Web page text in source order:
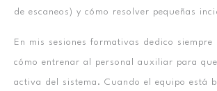
de escaneos) y cómo resolver pequeñas
En mis sesiones formativas dedico siempre
cómo entrenar al personal auxiliar para
activa del sistema. Cuando el equipo está